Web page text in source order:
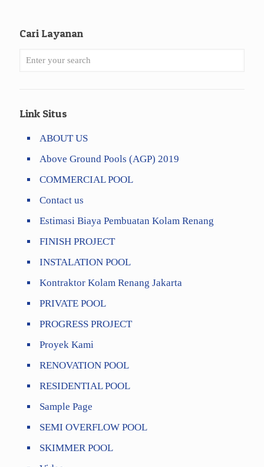
Cari Layanan
Link Situs
ABOUT US
Above Ground Pools (AGP) 2019
COMMERCIAL POOL
Contact us
Estimasi Biaya Pembuatan Kolam Renang
FINISH PROJECT
INSTALATION POOL
Kontraktor Kolam Renang Jakarta
PRIVATE POOL
PROGRESS PROJECT
Proyek Kami
RENOVATION POOL
RESIDENTIAL POOL
Sample Page
SEMI OVERFLOW POOL
SKIMMER POOL